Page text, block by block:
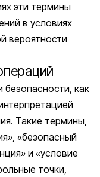
эти термины
в условиях
вероятности
безопасности, как
Такие термины,
«безопасный
и «условие
точки,